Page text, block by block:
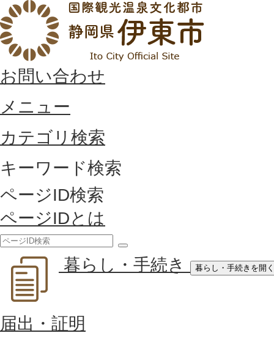
お問い合わせ
メニュー
カテゴリ検索
キーワード検索
ページID検索
ページIDとは
索
暮らし・手続き 暮らし・手続きを開く
届出・証明